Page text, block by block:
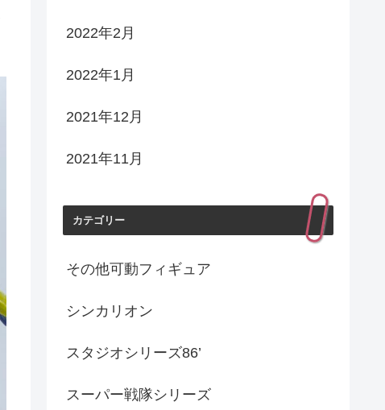
2022年2月
2022年1月
2021年12月
2021年11月
カテゴリー
その他可動フィギュア
シンカリオン
スタジオシリーズ86’
スーパー戦隊シリーズ